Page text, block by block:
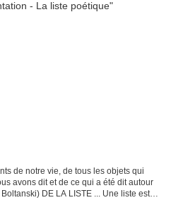
de notre vie, de tous les objets qui
avons dit et de ce qui a été dit autour
DE LA LISTE ... Une liste est